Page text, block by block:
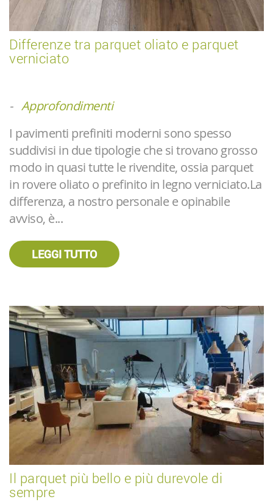
Differenze tra parquet oliato e parquet
verniciato
- Approfondimenti
I pavimenti prefiniti moderni sono spesso
suddivisi in due tipologie che si trovano grosso
modo in quasi tutte le rivendite, ossia parquet
in rovere oliato o prefinito in legno verniciato.La
differenza, a nostro personale e opinabile
avviso, è...
LEGGI TUTTO
Il parquet più bello e più durevole di
sempre